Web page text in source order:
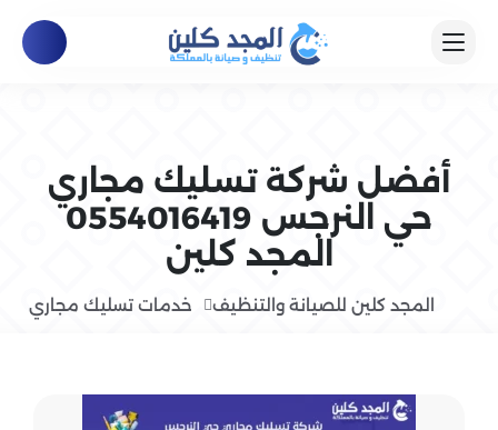
أفضل شركة تسليك مجاري
حي النرجس 0554016419
المجد كلين
المجد كلين للصيانة والتنظيف خدمات تسليك مجاري